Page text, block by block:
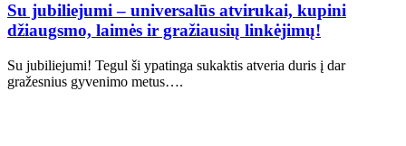
Su jubiliejumi – universalūs atvirukai, kupini
džiaugsmo, laimės ir gražiausių linkėjimų!
Su jubiliejumi! Tegul ši ypatinga sukaktis atveria duris į dar
gražesnius gyvenimo metus….